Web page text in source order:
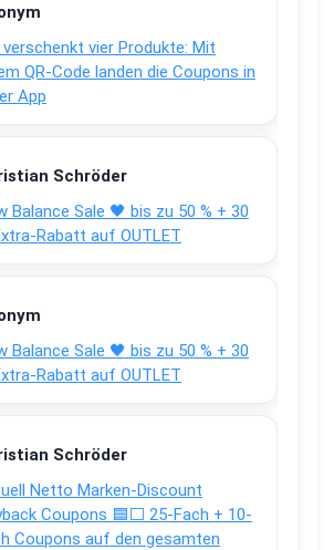
vier Produkte: Mit
QR-Code landen die Coupons in
App
Schröder
Balance Sale 🖤 bis zu 50 % + 30
Rabatt auf OUTLET
Balance Sale 🖤 bis zu 50 % + 30
Rabatt auf OUTLET
Schröder
Netto Marken-Discount
Coupons 🟦⬜ 25-Fach + 10-
Coupons auf den gesamten